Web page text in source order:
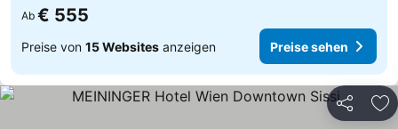
Ab € 555
Preise von 15 Websites anzeigen Preise sehen
Teilen